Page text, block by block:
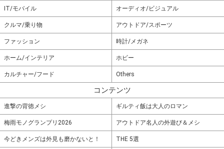
IT/モバイル オーディオ/ビジュアル
クルマ/乗り物 アウトドア/スポーツ
ファッション 時計/メガネ
ホーム/インテリア ホビー
カルチャー/フード Others
コンテンツ
進撃の背徳メシ ギルティ飯は大人のロマン
梅雨モノグランプリ2026 アウトドア名人の外遊び＆メシ
今どきメンズは外見も磨かないと！ THE 5選